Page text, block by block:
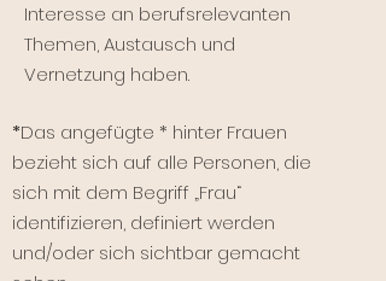
Interesse an berufsrelevanten
Themen, Austausch und
Vernetzung haben.
*Das angefügte * hinter Frauen
bezieht sich auf alle Personen, die
sich mit dem Begriff „Frau“
identifizieren, definiert werden
und/oder sich sichtbar gemacht